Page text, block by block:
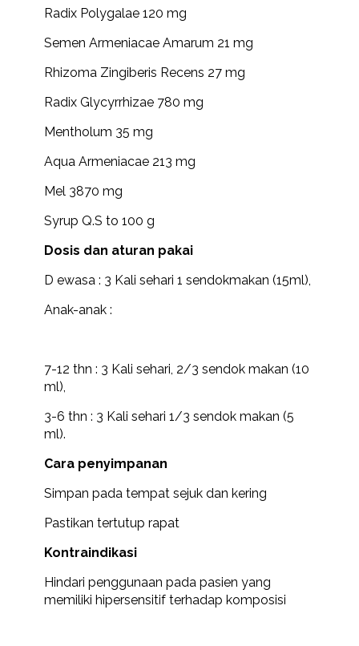
Radix Polygalae 120 mg
Semen Armeniacae Amarum 21 mg
Rhizoma Zingiberis Recens 27 mg
Radix Glycyrrhizae 780 mg
Mentholum 35 mg
Aqua Armeniacae 213 mg
Mel 3870 mg
Syrup Q.S to 100 g
Dosis dan aturan pakai
D ewasa : 3 Kali sehari 1 sendokmakan (15ml),
Anak-anak :
7-12 thn : 3 Kali sehari, 2/3 sendok makan (10
ml),
3-6 thn : 3 Kali sehari 1/3 sendok makan (5
ml).
Cara penyimpanan
Simpan pada tempat sejuk dan kering
Pastikan tertutup rapat
Kontraindikasi
Hindari penggunaan pada pasien yang
memiliki hipersensitif terhadap komposisi